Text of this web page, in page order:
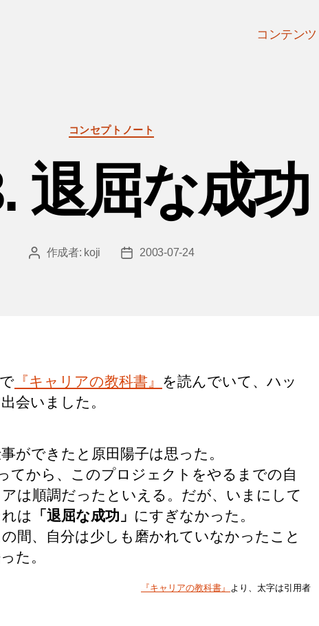
コンテンツ
カ
テ
リ
ー
コンセプトノート
退屈な成功
投 作成者: koji
投
2003-07-24
『キャリアの教科書』 を読んでいて、ハッ
会いました。
ができたと原田陽子は思った。
てから、このプロジェクトをやるまでの自
は順調だったといえる。だが、いまにして
は
「退屈な成功」 にすぎなかった。
間、自分は少しも磨かれていなかったこと
た。
『キャリアの教科書』 より、太字は引用者